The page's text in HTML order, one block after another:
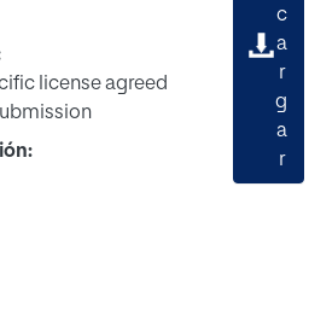
license agreed
c
a
r
g
a
r